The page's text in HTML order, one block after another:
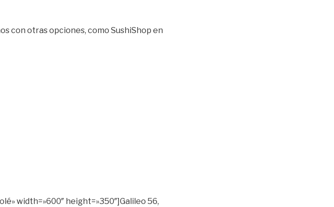
con otras opciones, como SushiShop en
width=»600″ height=»350″]Galileo 56,